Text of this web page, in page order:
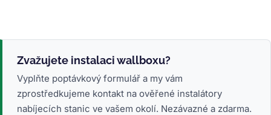
Zvažujete instalaci wallboxu?
Vyplňte poptávkový formulář a my vám
zprostředkujeme kontakt na ověřené instalátory
nabíjecích stanic ve vašem okolí. Nezávazné a zdarma.